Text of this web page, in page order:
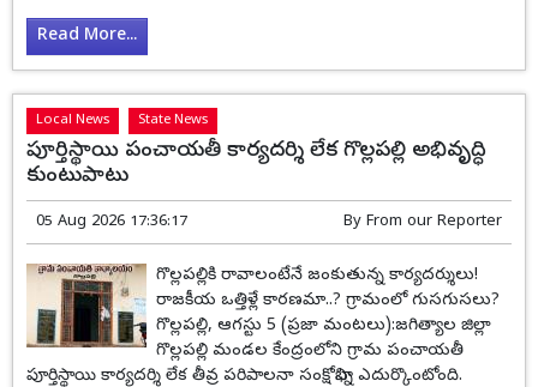
Read More...
Local News State News
పూర్తిస్థాయి పంచాయతీ కార్యదర్శి లేక గొల్లపల్లి అభివృద్ధి
కుంటుపాటు
05 Aug 2026 17:36:17 By From our Reporter
గొల్లపల్లికి రావాలంటేనే జంకుతున్న కార్యదర్శులు!
రాజకీయ ఒత్తిళ్లే కారణమా..? గ్రామంలో గుసగుసలు?
గొల్లపల్లి, ఆగస్టు 5 (ప్రజా మంటలు):జగిత్యాల జిల్లా
గొల్లపల్లి మండల కేంద్రంలోని గ్రామ పంచాయతీ
పూర్తిస్థాయి కార్యదర్శి లేక తీవ్ర పరిపాలనా సంక్షోభాన్ని ఎదుర్కొంటోంది.